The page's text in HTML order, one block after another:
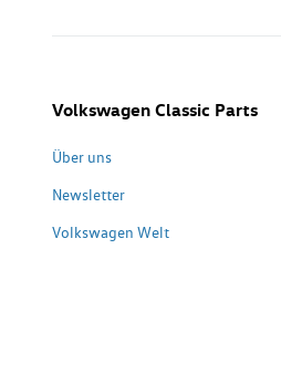
Volkswagen Classic Parts
Über uns
Newsletter
Volkswagen Welt